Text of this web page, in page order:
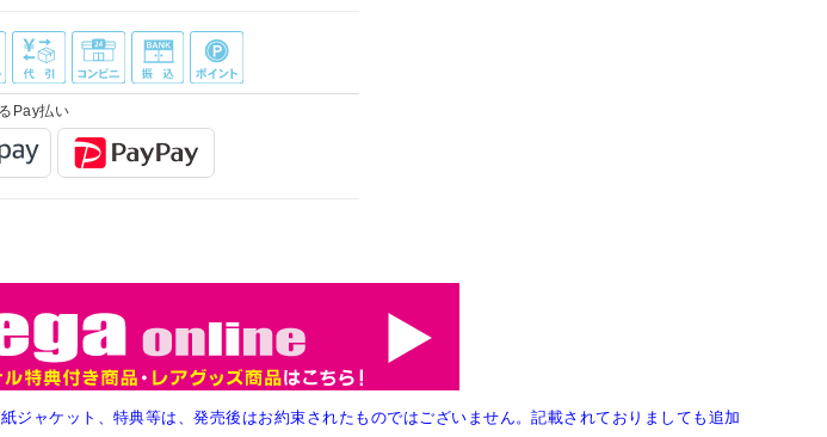
Pay払い
ャケット、特典等は、発売後はお約束されたものではございません。記載されておりましても追加